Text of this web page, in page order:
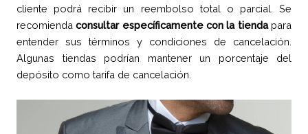
cliente podrá recibir un reembolso total o parcial. Se
recomiendaconsultar específicamente con la tiendapara
entender sus términos y condiciones de cancelación.
Algunas tiendas podrían mantener un porcentaje del
depósito como tarifa de cancelación.